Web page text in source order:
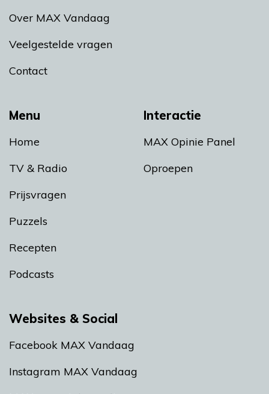
Menu
Home
TV & Radio
Prijsvragen
Puzzels
Recepten
Podcasts
Interactie
MAX Opinie Panel
Oproepen
Over MAX Vandaag
Veelgestelde vragen
Contact
Websites & Social
Facebook MAX Vandaag
Instagram MAX Vandaag